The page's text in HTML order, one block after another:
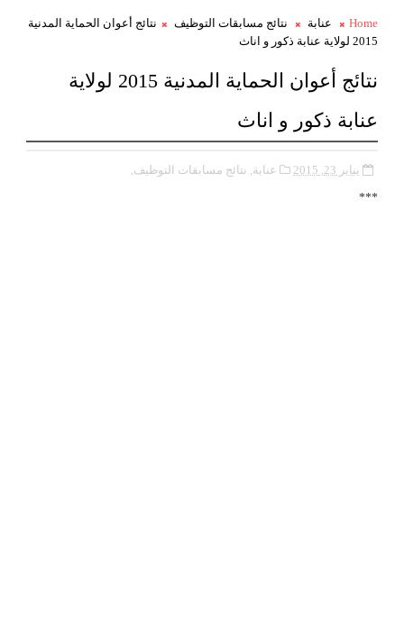
Home عنابة نتائج مسابقات التوظيف
نتائج أعوان الحماية المدنية
2015 لولاية عنابة ذكور و اناث
نتائج أعوان الحماية المدنية 2015 لولاية
عنابة ذكور و اناث
يناير 23, 2015 عنابة, نتائج مسابقات التوظيف,
***